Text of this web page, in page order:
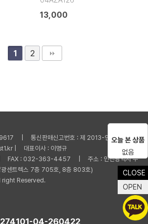
13,000
1 2
| 통신판매신고번호 : 제 2013-인천부평-001
| 대표이사 : 이명규
: 032-363-4457 | 주소 : 인천광역시 부
광센트렉스 7층 705호, 8층 803호)
Reserved.
274101-04-260422
CLOSE
OPEN
오늘 본 상품
없음